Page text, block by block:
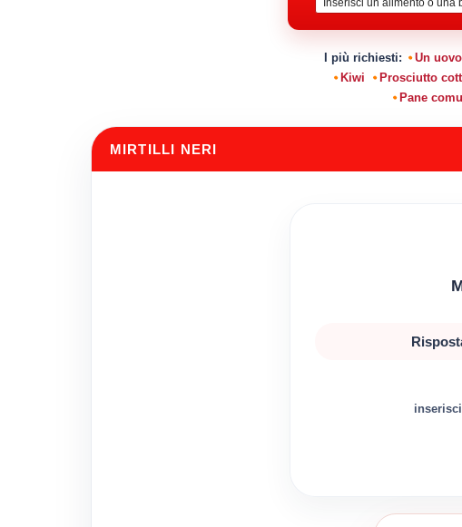
I più richiesti: Un
Kiwi
Prosciutto
Pane
MIRTILLI NERI